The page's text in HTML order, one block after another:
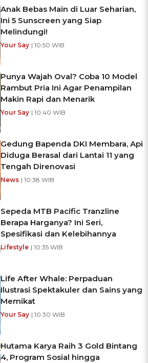
Anak Bebas Main di Luar Seharian,
Ini 5 Sunscreen yang Siap
Melindungi!
Your Say | 10:50 WIB
Punya Wajah Oval? Coba 10 Model
Rambut Pria Ini Agar Penampilan
Makin Rapi dan Menarik
Your Say | 10:40 WIB
Gedung Bapenda DKI Membara, Api
Diduga Berasal dari Lantai 11 yang
Tengah Direnovasi
News | 10:38 WIB
Sepeda MTB Pacific Tranzline
Berapa Harganya? Ini Seri,
Spesifikasi dan Kelebihannya
Lifestyle | 10:35 WIB
Life After Whale: Perpaduan
Ilustrasi Spektakuler dan Sains yang
Memikat
Your Say | 10:30 WIB
Hutama Karya Raih 3 Gold Bintang
4, Program Sosial hingga